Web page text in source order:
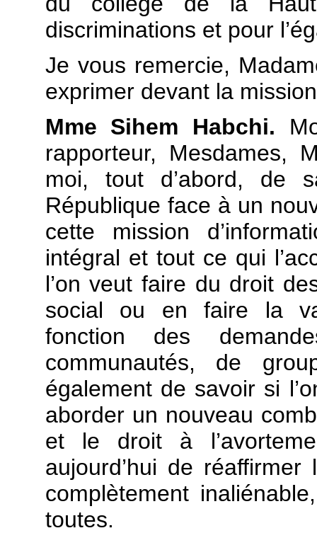
discriminations et pour
Je vous remercie,
exprimer devant la
Mme Sihem Habchi.
rapporteur, Mesdames,
moi, tout d’abord, de
République face à un
cette mission
intégral et tout ce qui
l’on veut faire du droit
social ou en faire la
fonction des
communautés, de
également de savoir si
aborder un nouveau
et le droit à
aujourd’hui de
complètement
toutes.